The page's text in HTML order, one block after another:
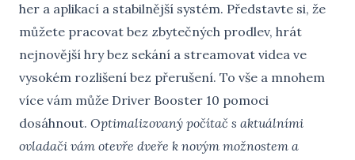
her a aplikací a stabilnější systém. Představte si, že
můžete pracovat bez zbytečných prodlev, hrát
nejnovější hry bez sekání a streamovat videa ve
vysokém rozlišení bez přerušení. To vše a mnohem
více vám může Driver Booster 10 pomoci
dosáhnout. Optimalizovaný počítač s aktuálními
ovladači vám otevře dveře k novým možnostem a